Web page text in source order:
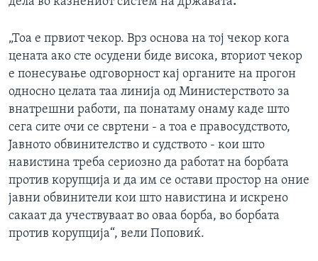
„Тоа е првиот чекор. Врз основа на тој чекор кога
цената ако сте осудени биде висока, вториот чекор
е понесување одговорност кај органите на прогон
односно целата таа линија од Министерството за
внатрешни работи, па понатаму онаму каде што
сега сите очи се свртени - а тоа е правосудството,
Јавното обвинителство и судството - кои што
навистина треба сериозно да работат на борбата
против корупција и да им се остави простор на оние
јавни обвинители кои што навистина и искрено
сакаат да учествуваат во оваа борба, во борбата
против корупција“, вели Поповиќ.